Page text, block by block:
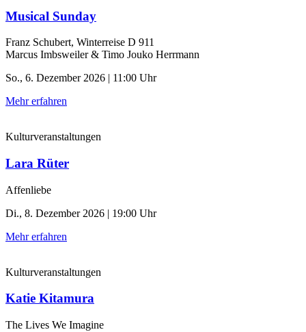
Musical Sunday
Franz Schubert, Winterreise D 911
Marcus Imbsweiler & Timo Jouko Herrmann
So., 6. Dezember 2026 | 11:00 Uhr
Mehr erfahren
Kulturveranstaltungen
Lara Rüter
Affenliebe
Di., 8. Dezember 2026 | 19:00 Uhr
Mehr erfahren
Kulturveranstaltungen
Katie Kitamura
The Lives We Imagine